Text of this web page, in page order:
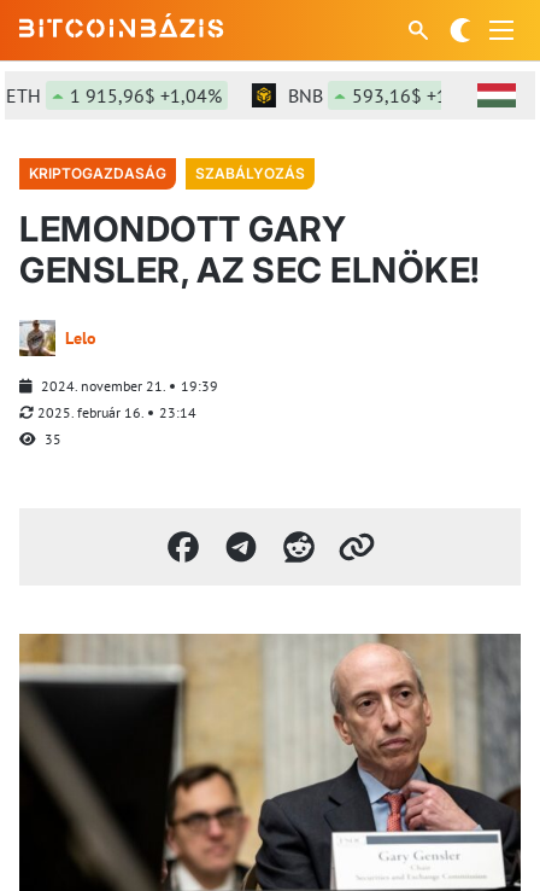
1 915,96$ +1,04% BNB 593,16$ +1,07%
KRIPTOGAZDASÁG SZABÁLYOZÁS
LEMONDOTT GARY
GENSLER, AZ SEC ELNÖKE!
Lelo
2024. november 21.
19:39
2025. február 16.
23:14
35